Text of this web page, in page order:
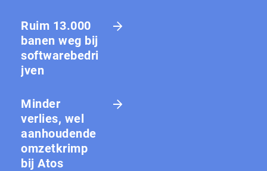
Ruim 13.000
banen weg bij
softwarebedri
jven
Minder
verlies, wel
aanhoudende
omzetkrimp
bij Atos